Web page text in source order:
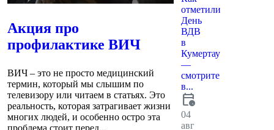
Акция про
профилактике ВИЧ
ВИЧ – это не просто медицинский
термин, который мы слышим по
телевизору или читаем в статьях. Это
реальность, которая затрагивает жизни
многих людей, и особенно остро эта
проблема стоит перед...
отметили
День
ВДВ
в
Кумертау
—
смотрите
в...
calendar_clock
04
авг